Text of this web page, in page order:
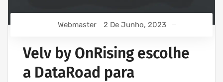
Webmaster 2 De Junho, 2023
Velv by OnRising escolhe
a DataRoad para